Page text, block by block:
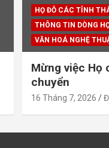
HỌ ĐỖ CÁC TỈNH
THÔNG TIN DÒNG
VĂN HOÁ NGHỆ
Mừng việc Họ
chuyển
16 Tháng 7, 2026